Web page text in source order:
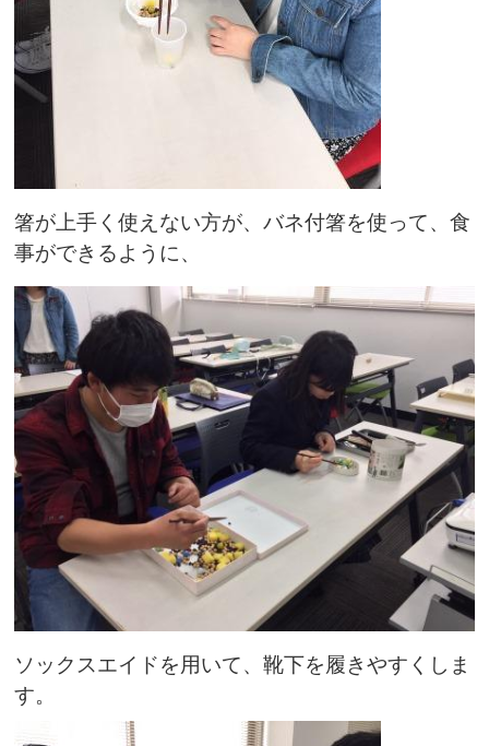
箸が上手く使えない方が、バネ付箸を使って、食
事ができるように、
ソックスエイドを用いて、靴下を履きやすくしま
す。